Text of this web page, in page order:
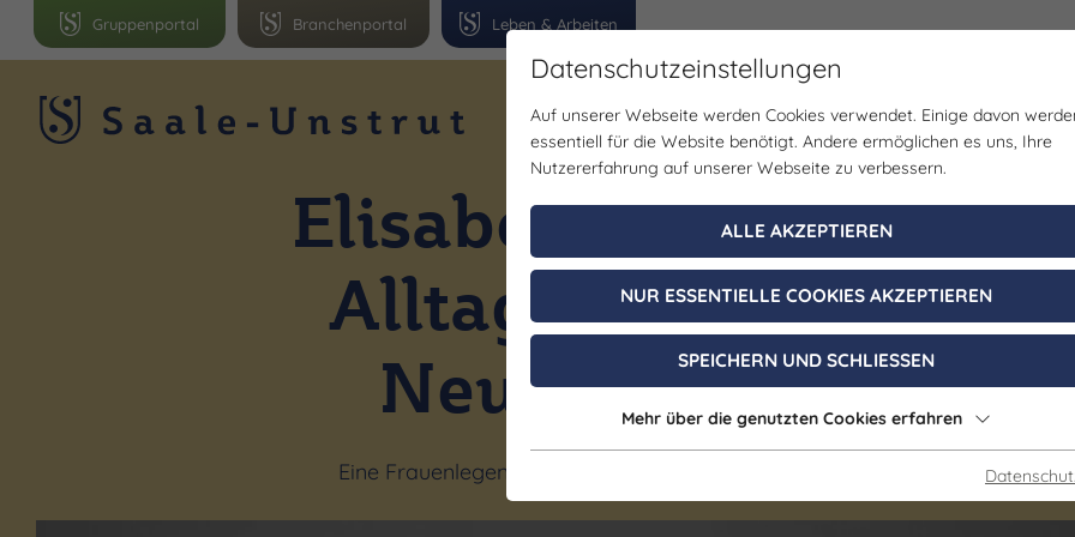
Leben & Arbeiten
Branchenportal
Gruppenportal
Region Erlebnisse Veranstaltungen Planen
Elisabeth von
Alltag und Wundern
Neuenburg im
Eine Frauenlegende aus Saale-Unstrut - hören Sie rein in die Folge 36 des
Datenschutzeinstellungen
Auf unserer Webseite werden Cookies verwendet. Einige davon
essentiell für die Website benötigt. Andere ermöglichen es uns, Ihre
Nutzererfahrung auf unserer Webseite zu verbessern.
ALLE AKZEPTIEREN
NUR ESSENTIELLE COOKIES AKZEPTIEREN
SPEICHERN UND SCHLIESSEN
Mehr über die genutzten Cookies erfahren